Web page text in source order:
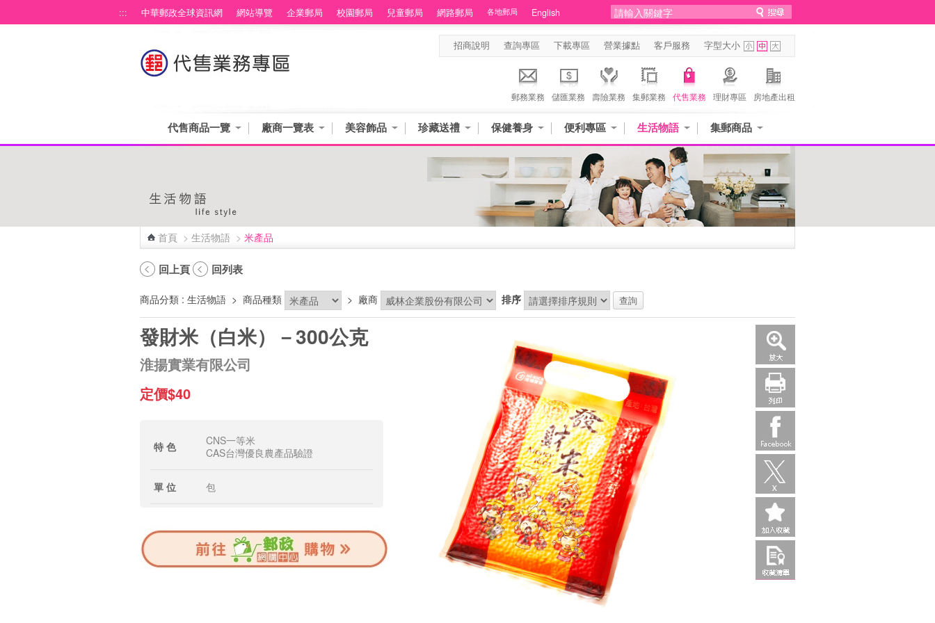
::: 中華郵政全球資訊網 網站導覽 企業郵局 校園郵局 兒童郵局 網路郵局 各地郵局 English
招商說明 查詢專區 下載專區 營業據點 客戶服務 字型大小
郵務業務 儲匯業務 壽險業務 集郵業務 代售業務 理財專區 房地產出租
代售商品一覽 廠商一覽表 美容飾品 珍藏送禮 保健養身 便利專區 生活物語 集郵商品
首頁 > 生活物語 > 米產品
回上頁 回列表
商品分類 : 生活物語 > 商品種類 > 廠商 排序
發財米（白米）－300公克
淮揚實業有限公司
定價$40
特 色
CNS一等米
CAS台灣優良農產品驗證
單 位 包